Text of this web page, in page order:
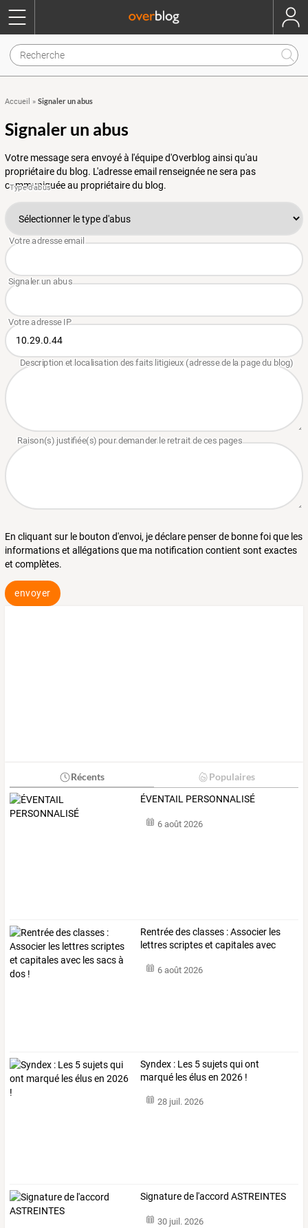
Accueil » Signaler un abus
Signaler un abus
Votre message sera envoyé à l'équipe d'Overblog ainsi qu'au
propriétaire du blog. L'adresse email renseignée ne sera pas
communiquée au propriétaire du blog.
En cliquant sur le bouton d'envoi, je déclare penser de bonne foi que les
informations et allégations que ma notification contient sont exactes
et complètes.
envoyer
Récents Populaires
ÉVENTAIL PERSONNALISÉ
6 août 2026
Rentréedesclasses :Associer les
lettresscripteset capitalesavec
6 août 2026
Syndex : Les 5 sujets qui ont
marqué les élus en 2026 !
28 juil. 2026
Signature de l'accord ASTREINTES
30 juil. 2026